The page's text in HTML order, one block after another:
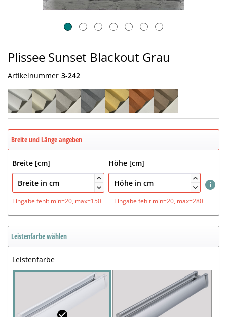
Plissee Sunset Blackout Grau
Artikelnummer 3-242
Breite und Länge angeben
Breite [cm]


Höhe [cm]


Eingabe fehlt min=20, max=150 Eingabe fehlt min=20, max=280
Leistenfarbe wählen
Leistenfarbe